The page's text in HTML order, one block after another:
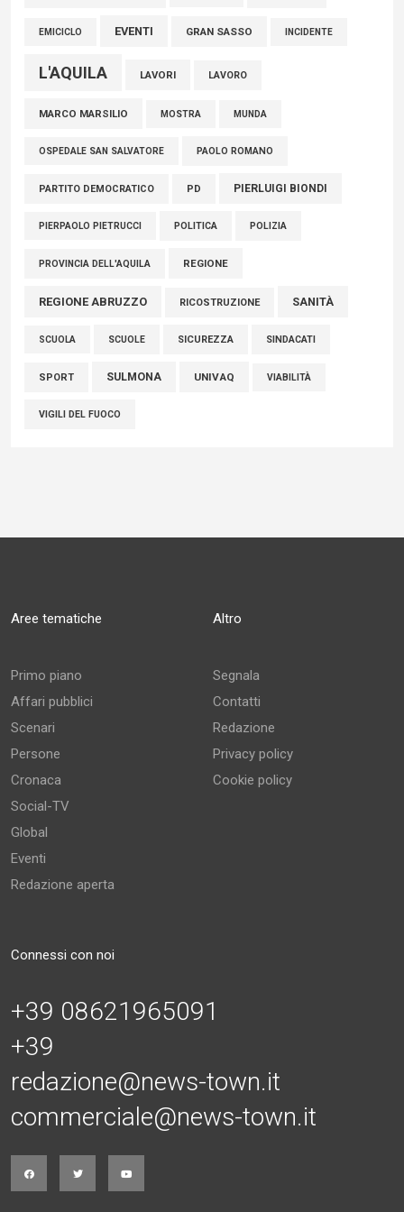
EMICICLO EVENTI GRAN SASSO INCIDENTE
L'AQUILA LAVORI LAVORO
MARCO MARSILIO MOSTRA MUNDA
OSPEDALE SAN SALVATORE PAOLO ROMANO
PARTITO DEMOCRATICO PD PIERLUIGI BIONDI
PIERPAOLO PIETRUCCI POLITICA POLIZIA
PROVINCIA DELL'AQUILA REGIONE
REGIONE ABRUZZO RICOSTRUZIONE SANITÀ
SCUOLA SCUOLE SICUREZZA SINDACATI
SPORT SULMONA UNIVAQ VIABILITÀ
VIGILI DEL FUOCO
Aree tematiche
Primo piano
Affari pubblici
Scenari
Persone
Cronaca
Social-TV
Global
Eventi
Redazione aperta
Altro
Segnala
Contatti
Redazione
Privacy policy
Cookie policy
Connessi con noi
+39 08621965091
+39
redazione@news-town.it
commerciale@news-town.it